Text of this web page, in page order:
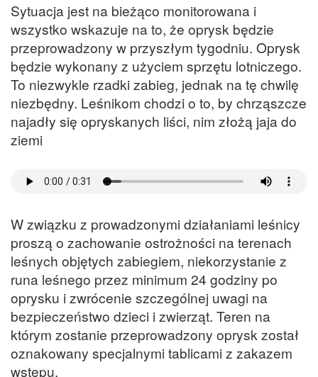
Sytuacja jest na bieżąco monitorowana i
wszystko wskazuje na to, że oprysk będzie
przeprowadzony w przyszłym tygodniu. Oprysk
będzie wykonany z użyciem sprzętu lotniczego.
To niezwykle rzadki zabieg, jednak na tę chwilę
niezbędny. Leśnikom chodzi o to, by chrząszcze
najadły się opryskanych liści, nim złożą jaja do
ziemi
W związku z prowadzonymi działaniami leśnicy
proszą o zachowanie ostrożności na terenach
leśnych objętych zabiegiem, niekorzystanie z
runa leśnego przez minimum 24 godziny po
oprysku i zwrócenie szczególnej uwagi na
bezpieczeństwo dzieci i zwierząt. Teren na
którym zostanie przeprowadzony oprysk został
oznakowany specjalnymi tablicami z zakazem
wstępu.